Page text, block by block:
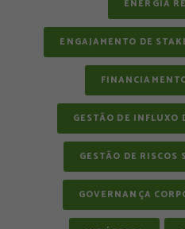
ENERGIA
ENGAJAMENTO DE
GESTÃO DE INFLUXO
GESTÃO DE
GOVERNANÇA